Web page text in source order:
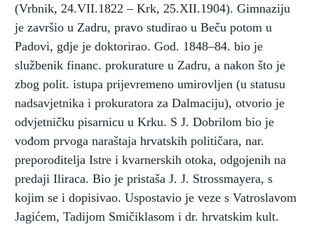
(Vrbnik, 24.VII.1822 – Krk, 25.XII.1904). Gimnaziju
je završio u Zadru, pravo studirao u Beču potom u
Padovi, gdje je doktorirao. God. 1848–84. bio je
službenik financ. prokurature u Zadru, a nakon što je
zbog polit. istupa prijevremeno umirovljen (u statusu
nadsavjetnika i prokuratora za Dalmaciju), otvorio je
odvjetničku pisarnicu u Krku. S J. Dobrilom bio je
vođom prvoga naraštaja hrvatskih političara, nar.
preporoditelja Istre i kvarnerskih otoka, odgojenih na
predaji Iliraca. Bio je pristaša J. J. Strossmayera, s
kojim se i dopisivao. Uspostavio je veze s Vatroslavom
Jagićem, Tadijom Smičiklasom i dr. hrvatskim kult.